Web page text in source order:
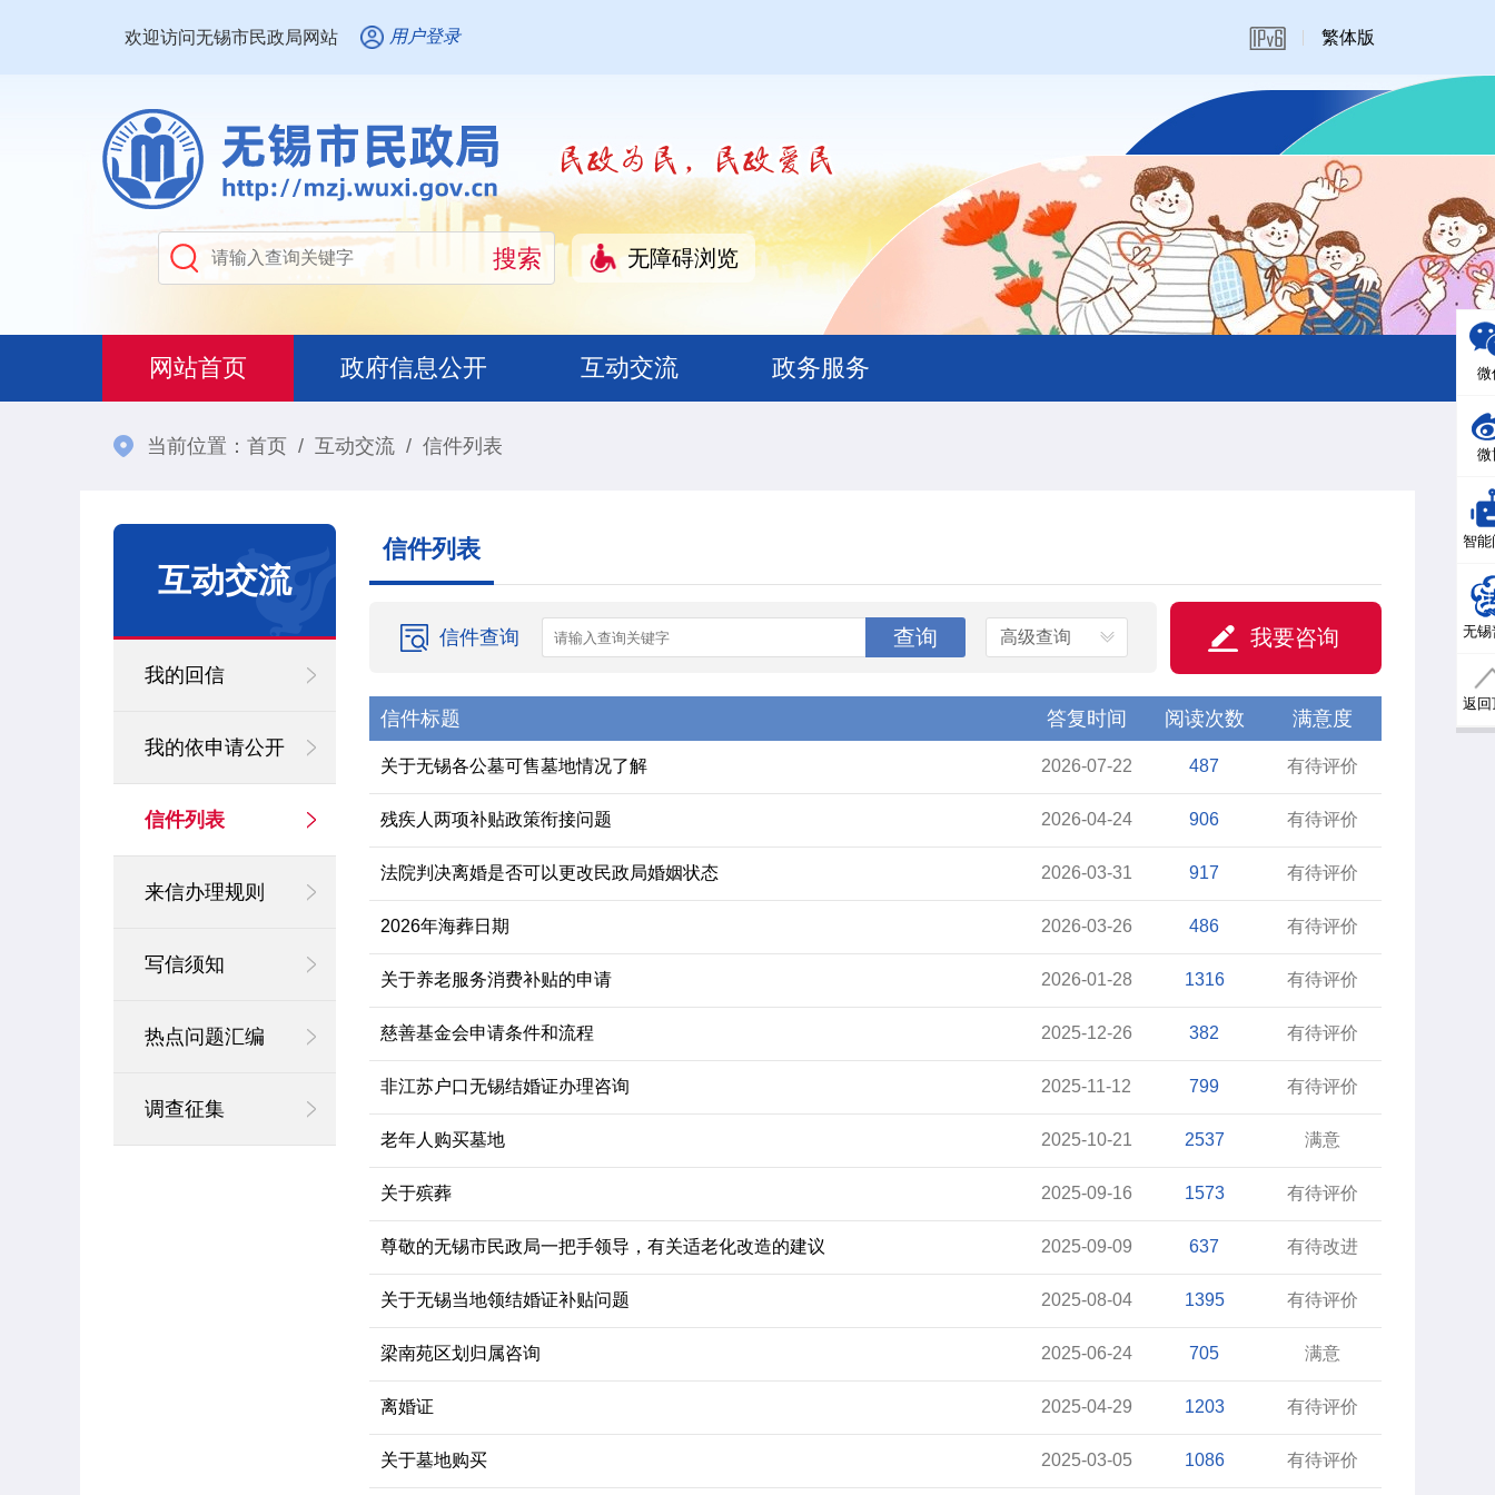
欢迎访问无锡市民政局网站 用户登录 繁体版
无障碍浏览
网站首页 政府信息公开 互动交流 政务服务
当前位置： 首页 / 互动交流 / 信件列表
互动交流
我的回信
我的依申请公开
信件列表
来信办理规则
写信须知
热点问题汇编
调查征集
信件列表
信件查询 高级查询 我要咨询
信件标题 答复时间 阅读次数 满意度
关于无锡各公墓可售墓地情况了解 2026-07-22 487 有待评价
残疾人两项补贴政策衔接问题 2026-04-24 906 有待评价
法院判决离婚是否可以更改民政局婚姻状态 2026-03-31 917 有待评价
2026年海葬日期 2026-03-26 486 有待评价
关于养老服务消费补贴的申请 2026-01-28 1316 有待评价
慈善基金会申请条件和流程 2025-12-26 382 有待评价
非江苏户口无锡结婚证办理咨询 2025-11-12 799 有待评价
老年人购买墓地 2025-10-21 2537 满意
关于殡葬 2025-09-16 1573 有待评价
尊敬的无锡市民政局一把手领导，有关适老化改造的建议 2025-09-09 637 有待改进
关于无锡当地领结婚证补贴问题 2025-08-04 1395 有待评价
梁南苑区划归属咨询 2025-06-24 705 满意
离婚证 2025-04-29 1203 有待评价
关于墓地购买 2025-03-05 1086 有待评价
微
微
智能
无锡
返回